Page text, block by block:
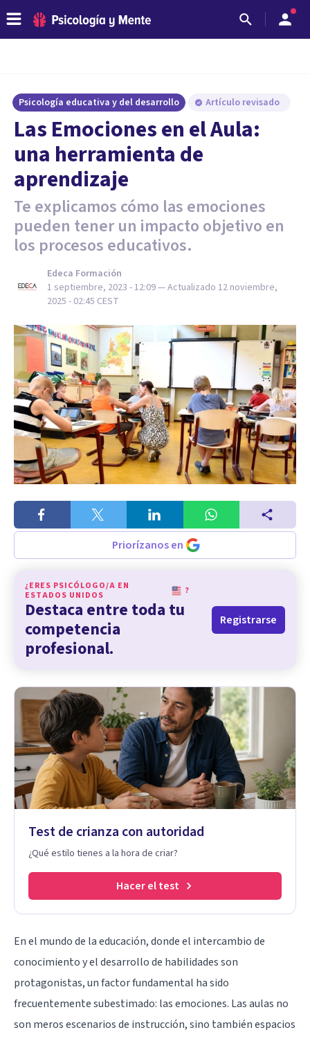
Psicología educativa y del desarrollo Artículo revisado
Las Emociones en el Aula:
una herramienta de
aprendizaje
Te explicamos cómo las emociones
pueden tener un impacto objetivo en
los procesos educativos.
Edeca Formación
1 septiembre, 2023 - 12:09— Actualizado 12 noviembre,
2025 - 02:45 CEST
Priorízanos en
¿ERES PSICÓLOGO/A EN
ESTADOS UNIDOS
?
Destaca entre toda tu
competencia
profesional.
Registrarse
Test de crianza con autoridad
¿Qué estilo tienes a la hora de criar?
Hacer el test
En el mundo de la educación, donde el intercambio de
conocimiento y el desarrollo de habilidades son
protagonistas, un factor fundamental ha sido
frecuentemente subestimado: las emociones. Las aulas no
son meros escenarios de instrucción, sino también espacios